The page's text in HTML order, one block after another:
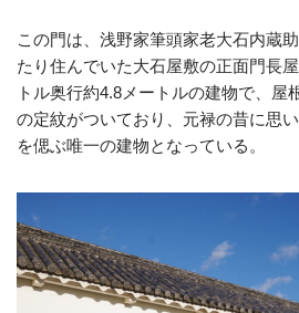
この門は、浅野家筆頭家老大石内蔵
たり住んでいた大石屋敷の正面門長
トル奥行約4.8メートルの建物で、屋
の定紋がついており、元禄の昔に思
を偲ぶ唯一の建物となっている。